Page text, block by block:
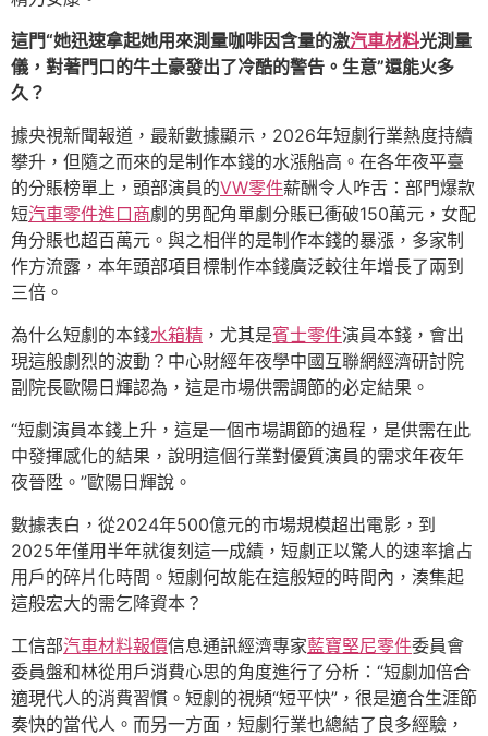
這門“她迅速拿起她用來測量咖啡因含量的激汽車材料光測量
儀，對著門口的牛土豪發出了冷酷的警告。生意”還能火多
久？
據央視新聞報道，最新數據顯示，2026年短劇行業熱度持續
攀升，但隨之而來的是制作本錢的水漲船高。在各年夜平臺
的分賬榜單上，頭部演員的VW零件薪酬令人咋舌：部門爆款
短汽車零件進口商劇的男配角單劇分賬已衝破150萬元，女配
角分賬也超百萬元。與之相伴的是制作本錢的暴漲，多家制
作方流露，本年頭部項目標制作本錢廣泛較往年增長了兩到
三倍。
為什么短劇的本錢水箱精 ，尤其是賓士零件演員本錢，會出
現這般劇烈的波動？中心財經年夜學中國互聯網經濟研討院
副院長歐陽日輝認為，這是市場供需調節的必定結果。
“短劇演員本錢上升，這是一個市場調節的過程，是供需在此
中發揮感化的結果，說明這個行業對優質演員的需求年夜年
夜晉陞。”歐陽日輝說。
數據表白，從2024年500億元的市場規模超出電影，到
2025年僅用半年就復刻這一成績，短劇正以驚人的速率搶占
用戶的碎片化時間。短劇何故能在這般短的時間內，湊集起
這般宏大的需乞降資本？
工信部汽車材料報價信息通訊經濟專家藍寶堅尼零件委員會
委員盤和林從用戶消費心思的角度進行了分析：“短劇加倍合
適現代人的消費習慣。短劇的視頻“短平快”，很是適合生涯節
奏快的當代人。而另一方面，短劇行業也總結了良多經驗，